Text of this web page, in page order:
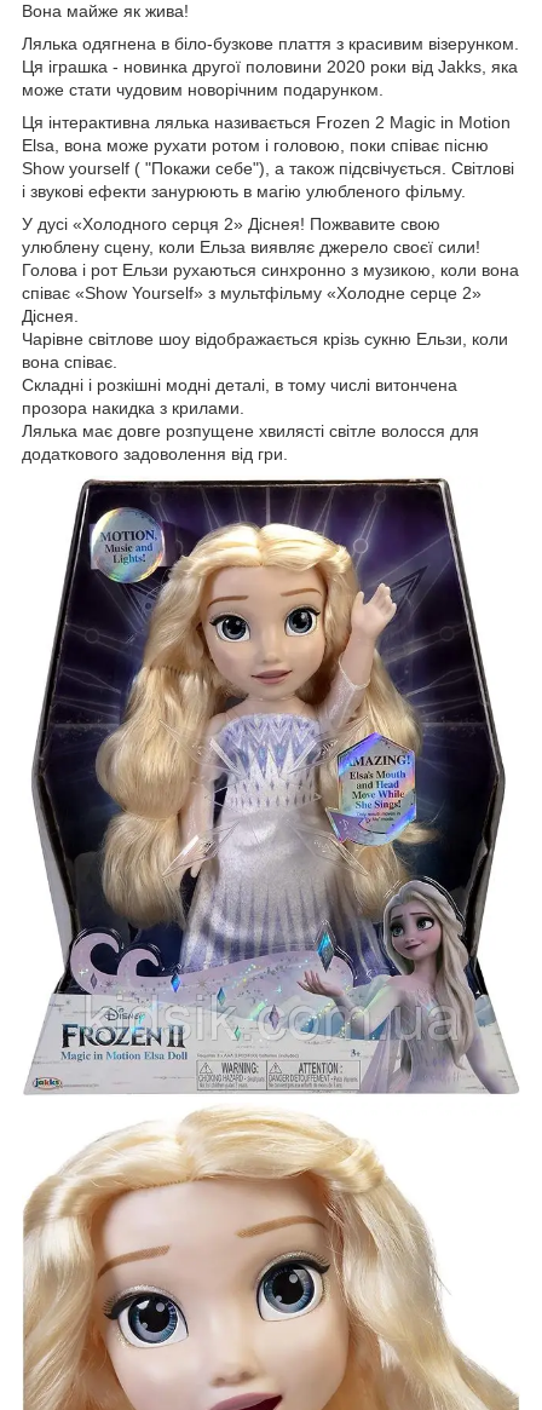
Вона майже як жива!
Лялька одягнена в біло-бузкове плаття з красивим візерунком.
Ця іграшка - новинка другої половини 2020 роки від Jakks, яка
може стати чудовим новорічним подарунком.
Ця інтерактивна лялька називається Frozen 2 Magic in Motion
Elsa, вона може рухати ротом і головою, поки співає пісню
Show yourself ( "Покажи себе"), а також підсвічується. Світлові
і звукові ефекти занурюють в магію улюбленого фільму.
У дусі «Холодного серця 2» Діснея! Пожвавите свою
улюблену сцену, коли Ельза виявляє джерело своєї сили!
Голова і рот Ельзи рухаються синхронно з музикою, коли вона
співає «Show Yourself» з мультфільму «Холодне серце 2»
Діснея.
Чарівне світлове шоу відображається крізь сукню Ельзи, коли
вона співає.
Складні і розкішні модні деталі, в тому числі витончена
прозора накидка з крилами.
Лялька має довге розпущене хвилясті світле волосся для
додаткового задоволення від гри.